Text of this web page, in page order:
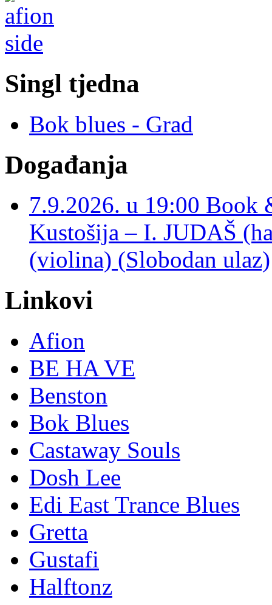
Singl tjedna
Bok blues - Grad
Događanja
7.9.2026. u 19:00 Book
Kustošija – I. JUDAŠ
(violina) (Slobodan ulaz)
Linkovi
Afion
BE HA VE
Benston
Bok Blues
Castaway Souls
Dosh Lee
Edi East Trance Blues
Gretta
Gustafi
Halftonz